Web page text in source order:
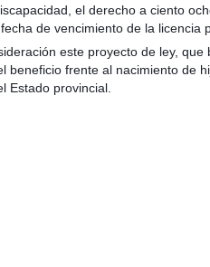
el derecho a ciento
de vencimiento de la licencia
este proyecto de ley,
beneficio frente al nacimiento de
Estado provincial.